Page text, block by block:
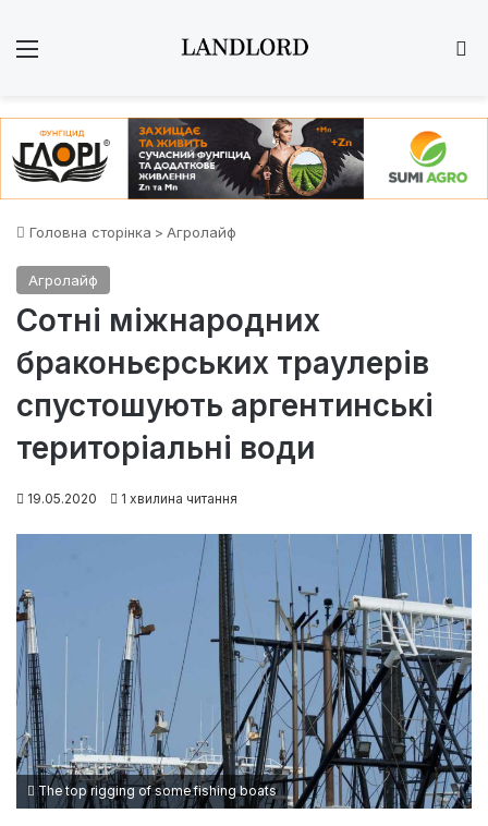
Головна сторінка > Агролайф
Агролайф
Сотні міжнародних
браконьєрських траулерів
спустошують аргентинські
територіальні води
19.05.2020 1 хвилина читання
The top rigging of some fishing boats